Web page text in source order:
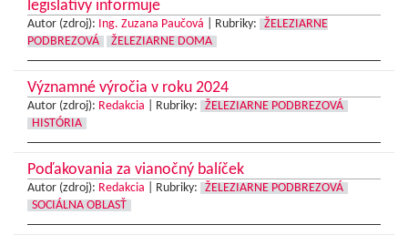
legislatívy informuje
Autor (zdroj): Ing. Zuzana Paučová Rubriky:
ŽELEZIARNE
PODBREZOVÁ
ŽELEZIARNE DOMA
Významné výročia v roku 2024
Autor (zdroj): Redakcia Rubriky:
ŽELEZIARNE PODBREZOVÁ
HISTÓRIA
Poďakovania za vianočný balíček
Autor (zdroj): Redakcia Rubriky:
ŽELEZIARNE PODBREZOVÁ
SOCIÁLNA OBLASŤ